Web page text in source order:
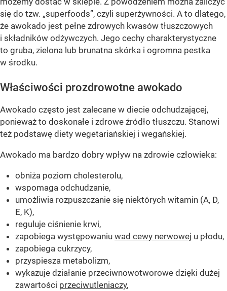
się do tzw. „superfoods”, czyli superżywności. A to dlatego,
że awokado jest pełne zdrowych kwasów tłuszczowych
i składników odżywczych. Jego cechy charakterystyczne
to gruba, zielona lub brunatna skórka i ogromna pestka
w środku.
Właściwości prozdrowotne awokado
Awokado często jest zalecane w diecie odchudzającej,
ponieważ to doskonałe i zdrowe źródło tłuszczu. Stanowi
też podstawę diety wegetariańskiej i wegańskiej.
Awokado ma bardzo dobry wpływ na zdrowie człowieka:
obniża poziom cholesterolu,
wspomaga odchudzanie,
umożliwia rozpuszczanie się niektórych witamin (A, D,
E, K),
reguluje ciśnienie krwi,
zapobiega występowaniu wad cewy nerwowej u płodu,
zapobiega cukrzycy,
przyspiesza metabolizm,
wykazuje działanie przeciwnowotworowe dzięki dużej
zawartości przeciwutleniaczy,